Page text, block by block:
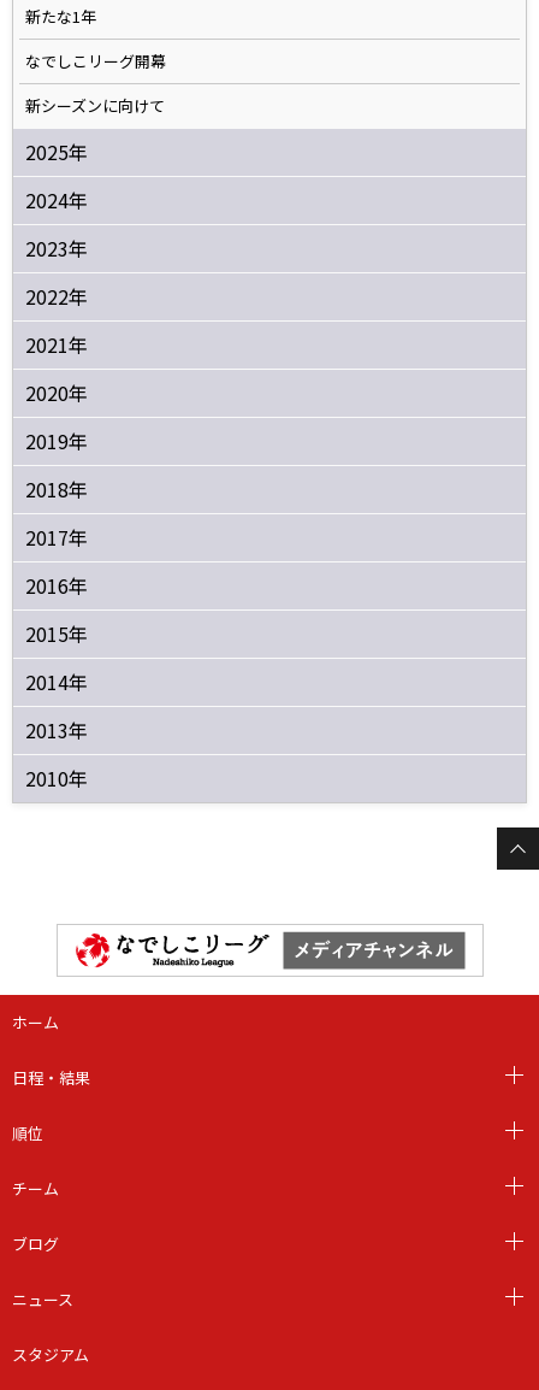
新たな1年
なでしこリーグ開幕
新シーズンに向けて
2025年
2024年
2023年
2022年
2021年
2020年
2019年
2018年
2017年
2016年
2015年
2014年
2013年
2010年
ホーム
日程・結果
順位
チーム
ブログ
ニュース
スタジアム